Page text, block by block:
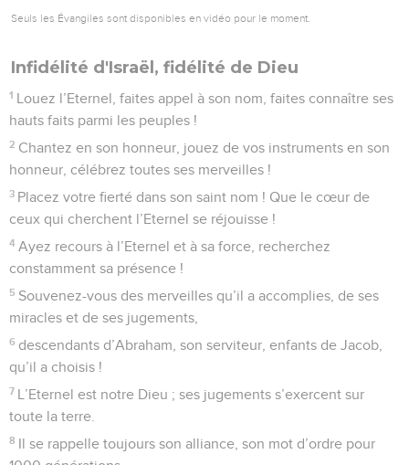
Seuls les Évangiles sont disponibles en vidéo pour le moment.
Infidélité d'Israël, fidélité de Dieu
1 Louez l’Eternel, faites appel à son nom, faites connaître ses
hauts faits parmi les peuples !
2 Chantez en son honneur, jouez de vos instruments en son
honneur, célébrez toutes ses merveilles !
3 Placez votre fierté dans son saint nom ! Que le cœur de
ceux qui cherchent l’Eternel se réjouisse !
4 Ayez recours à l’Eternel et à sa force, recherchez
constamment sa présence !
5 Souvenez-vous des merveilles qu’il a accomplies, de ses
miracles et de ses jugements,
6 descendants d’Abraham, son serviteur, enfants de Jacob,
qu’il a choisis !
7 L’Eternel est notre Dieu ; ses jugements s’exercent sur
toute la terre.
8 Il se rappelle toujours son alliance, son mot d’ordre pour